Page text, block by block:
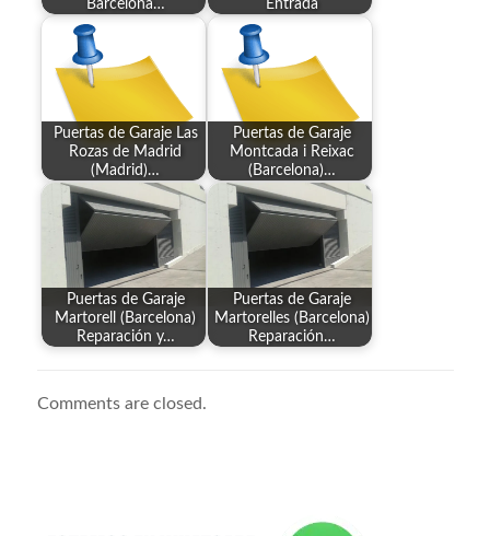
Barcelona…
Entrada
Puertas de Garaje Las
Rozas de Madrid
(Madrid)…
Puertas de Garaje
Montcada i Reixac
(Barcelona)…
Puertas de Garaje
Martorell (Barcelona)
Reparación y…
Puertas de Garaje
Martorelles (Barcelona)
Reparación…
Comments are closed.